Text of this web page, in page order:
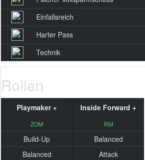
Einfallsreich
Harter Pass
Technik
Rollen
Playmaker +
ZOM
Build-Up
Balanced
Inside Forward +
RM
Balanced
Attack